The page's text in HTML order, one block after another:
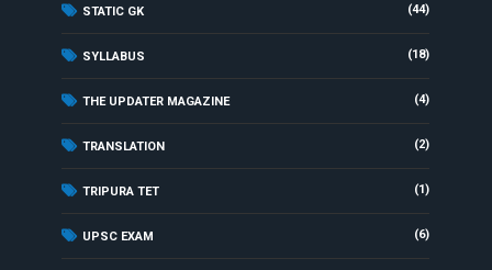
STATIC GK (44)
SYLLABUS (18)
THE UPDATER MAGAZINE (4)
TRANSLATION (2)
TRIPURA TET (1)
UPSC EXAM (6)